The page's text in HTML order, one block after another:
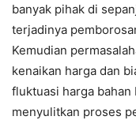
banyak pihak di
terjadinya
Kemudian
kenaikan harga dan
fluktuasi harga
menyulitkan proses